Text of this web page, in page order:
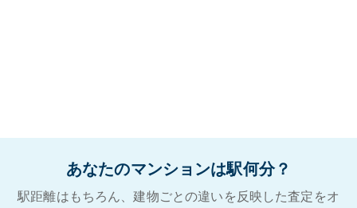
あなたのマンションは駅何分？
駅距離はもちろん、建物ごとの違いを反映した査定をオ